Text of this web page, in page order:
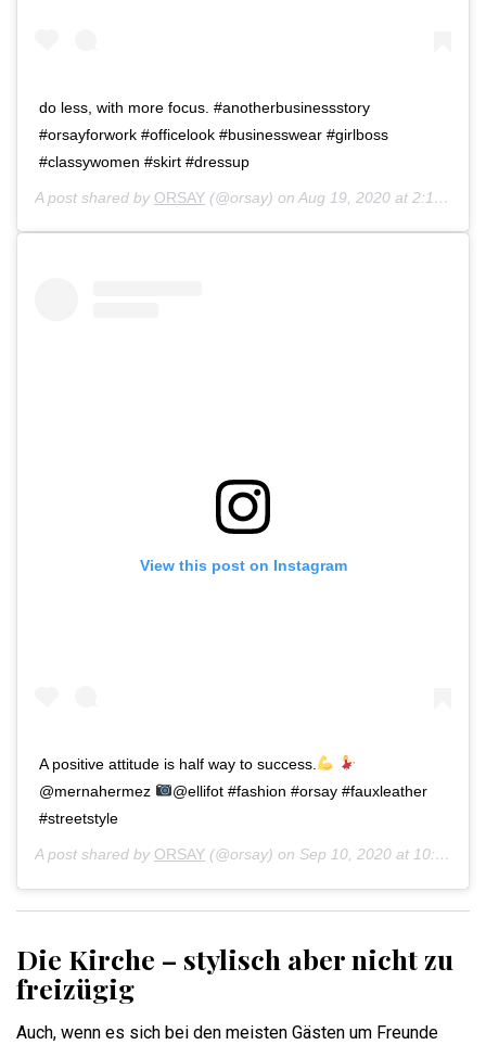
do less, with more focus. #anotherbusinessstory
#orsayforwork #officelook #businesswear #girlboss
#classywomen #skirt #dressup
A post shared by ORSAY (@orsay) on Aug 19, 2020 at 2:14am PDT
View this post on Instagram
A positive attitude is half way to success.
@mernahermez
@ellifot #fashion #orsay #fauxleather
#streetstyle
A post shared by ORSAY (@orsay) on Sep 10, 2020 at 10:02am PDT
Die Kirche – stylisch aber nicht zu
freizügig
Auch, wenn es sich bei den meisten Gästen um Freunde